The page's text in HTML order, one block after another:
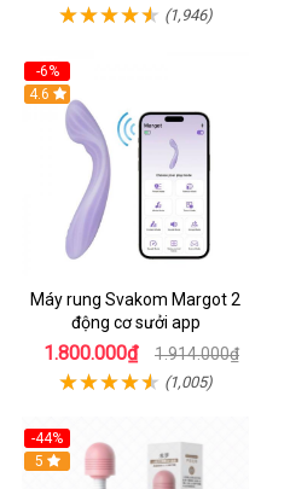
(1,946)
-6%
4.6
Máy rung Svakom Margot 2
động cơ sưởi app
1.800.000₫ 1.914.000₫
(1,005)
-44%
Hot
5